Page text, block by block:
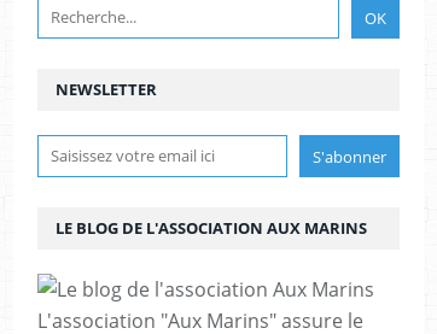
NEWSLETTER
LE BLOG DE L'ASSOCIATION AUX MARINS
L'association "Aux Marins" assure le